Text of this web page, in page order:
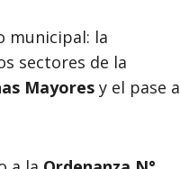
municipal: la
sectores de la
Mayoresy el pase a